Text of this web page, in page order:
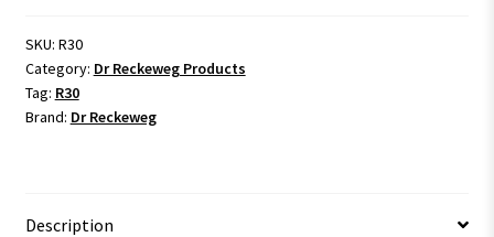
SKU: R30
Category: Dr Reckeweg Products
Tag: R30
Brand: Dr Reckeweg
Description